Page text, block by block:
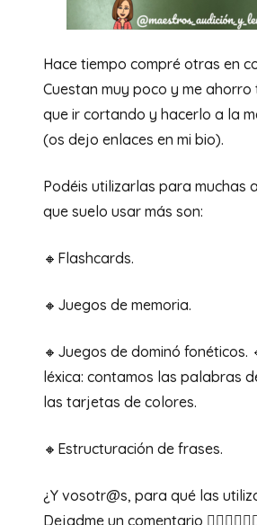
Hace tiempo compré otras en
Cuestan muy poco y me ahorro
que ir cortando y hacerlo a la
(os dejo enlaces en mi bio). ⁣
Podéis utilizarlas para muchas
que suelo usar más son: ⁣
🔸Flashcards.⁣
🔸Juegos de memoria.⁣
🔸Juegos de dominó fonéticos.
léxica: contamos las palabras
las tarjetas de colores.⁣
🔸Estructuración de frases. ⁣
¿Y vosotr@s, para qué las
Dejadme un comentario